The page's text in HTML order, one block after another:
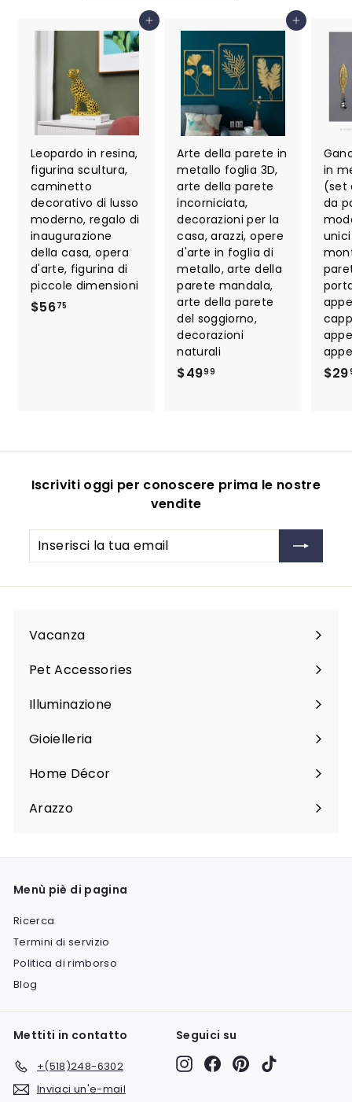
Aggiungi al carrello
Leopardo in resina,
figurina scultura,
caminetto
decorativo di lusso
moderno, regalo di
inaugurazione
della casa, opera
d'arte, figurina di
piccole dimensioni
$5675
Aggiungi al carrello
Arte della parete in
metallo foglia 3D,
arte della parete
incorniciata,
decorazioni per la
casa, arazzi, opere
d'arte in foglia di
metallo, arte della
parete mandala,
arte della parete
del soggiorno,
decorazioni
naturali
$4999
9
in
(set
da
$29
Iscriviti oggi per conoscere prima le nostre
vendite
Inserisci
la
email
Iscriviti
Vacanza
Espandi
sottomenu
Pet Accessories
Espandi
sottomenu
Illuminazione
Espandi
sottomenu
Gioielleria
Espandi
sottomenu
Home Décor
Espandi
sottomenu
Arazzo
Espandi
Menù piè di pagina
Ricerca
Termini di servizio
Politica di rimborso
Blog
Mettiti in contatto
+(518)248-6302
Inviaci un'e-mail
Seguici su
InstagramFacebook
Pinterest